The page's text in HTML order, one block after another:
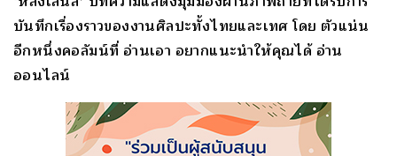
บันทึกเรื่องราวของงานศิลปะทั้งไทยและเทศ โดย ตัวแน่น
อีกหนึ่งคอลัมน์ที่ อ่านเอา อยากแนะนำให้คุณได้ อ่าน
ออนไลน์